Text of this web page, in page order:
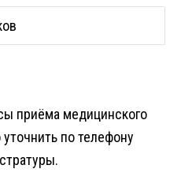
приёма медицинского
по телефону